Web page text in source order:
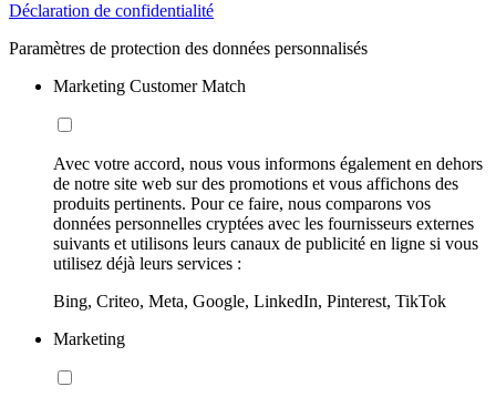
Déclaration de confidentialité
Paramètres de protection des données personnalisés
Marketing Customer Match
Avec votre accord, nous vous informons également en dehors
de notre site web sur des promotions et vous affichons des
produits pertinents. Pour ce faire, nous comparons vos
données personnelles cryptées avec les fournisseurs externes
suivants et utilisons leurs canaux de publicité en ligne si vous
utilisez déjà leurs services :
Bing, Criteo, Meta, Google, LinkedIn, Pinterest, TikTok
Marketing